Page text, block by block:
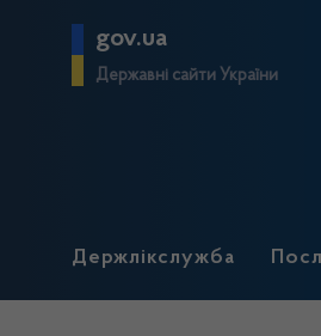
gov.ua
Державні сайти України
Держлікслужба